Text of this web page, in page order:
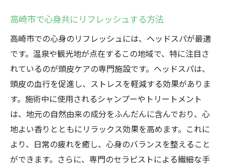
高崎市で心身共にリフレッシュする方法
高崎市での心身のリフレッシュには、ヘッドスパが最適
です。温泉や観光地が点在するこの地域で、特に注目さ
れているのが頭皮ケアの専門施設です。ヘッドスパは、
頭皮の血行を促進し、ストレスを軽減する効果がありま
す。施術中に使用されるシャンプーやトリートメント
は、地元の自然由来の成分をふんだんに含んでおり、心
地よい香りとともにリラックス効果を高めます。これに
より、日常の疲れを癒し、心身のバランスを整えること
ができます。さらに、専門のセラピストによる繊細な手